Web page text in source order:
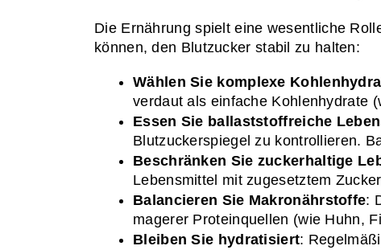
Die Ernährung spielt eine wesentliche
können, den Blutzucker stabil zu halten:
Wählen Sie komplexe
verdaut als einfache Kohlenhydrate
Essen Sie ballaststoffreiche
Blutzuckerspiegel zu kontrollieren.
Beschränken Sie zuckerhaltige
Lebensmittel mit zugesetztem
Balancieren Sie Makronährstoffe:
magerer Proteinquellen (wie Huhn,
Bleiben Sie hydratisiert: